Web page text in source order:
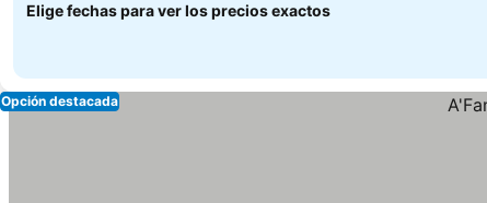
Elige fechas para ver los precios exactos
Opción destacada